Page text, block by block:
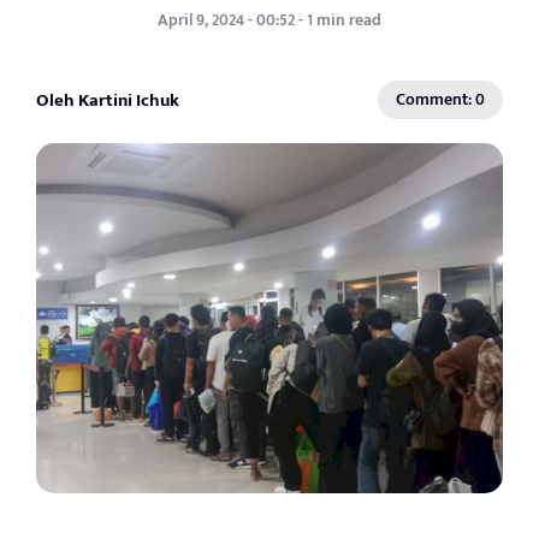
April 9, 2024 - 00:52 - 1 min read
Oleh Kartini Ichuk Comment: 0